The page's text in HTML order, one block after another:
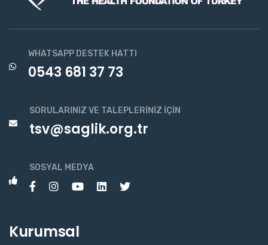
WHATSAPP DESTEK HATTI
0543 681 37 73
SORULARINIZ VE TALEPLERINIZ İÇIN
tsv@saglik.org.tr
SOSYAL MEDYA
Kurumsal